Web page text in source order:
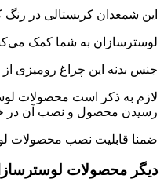
این شمعدان کریستالی در رنگ کریستال شامپاینی و قطر 25 سانتی متر و
لوسترسازان به شما کمک
جنس بدنه این چراغ رومیزی
لازم به ذکر است محصولات
رسیدن محصول و نصب آن در
ضمنا قابلیت نصب محصولات
دیگر محصولات